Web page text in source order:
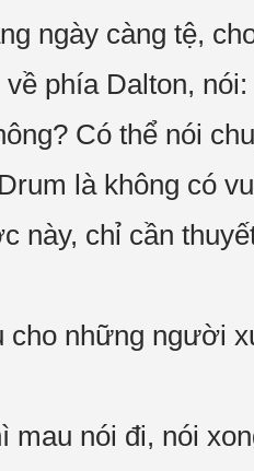
ngày càng tệ,
phía Dalton, nói:
Có thể nói
là không có
này, chỉ cần
cho những người
mau nói đi, nói